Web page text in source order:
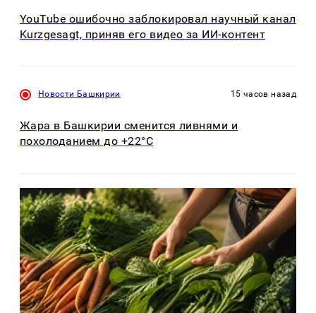
YouTube ошибочно заблокировал научный канал
Kurzgesagt, приняв его видео за ИИ-контент
Новости Башкирии 15 часов назад
Жара в Башкирии сменится ливнями и
похолоданием до +22°C